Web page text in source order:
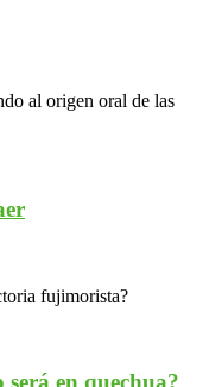
al origen oral de las
fujimorista?
en quechua?